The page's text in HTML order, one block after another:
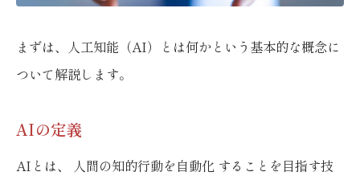
まずは、人工知能（AI）とは何かという基本的な概念に
ついて解説します。
AIの定義
AIとは、 人間の知的行動を自動化 することを目指す技